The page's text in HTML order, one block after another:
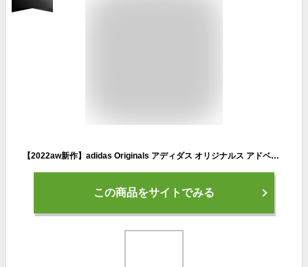
【2022aw新作】adidas Originals アディダス オリジナルス アドベンチャー ギア スニーカー “HYPERTURF ADVENTURE” gx4487-fn レディース【サイズ交換初回無料】
この商品をサイトでみる